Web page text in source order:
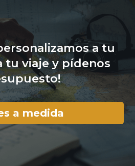
a tu
tu viaje y pídenos
a medida